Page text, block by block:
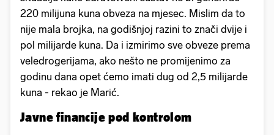
220 milijuna kuna obveza na mjesec. Mislim da to
nije mala brojka, na godišnjoj razini to znači dvije i
pol milijarde kuna. Da i izmirimo sve obveze prema
veledrogerijama, ako nešto ne promijenimo za
godinu dana opet ćemo imati dug od 2,5 milijarde
kuna - rekao je Marić.
Javne financije pod kontrolom